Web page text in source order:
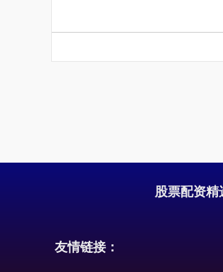
股票配资精
友情链接：